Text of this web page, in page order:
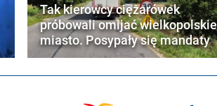
Tak kierowcy ciężarówek
próbowali omijać wielkopolskie
miasto. Posypały się mandaty